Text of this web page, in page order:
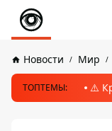
Новости Мир
ТОПТЕМЫ: ⚠️